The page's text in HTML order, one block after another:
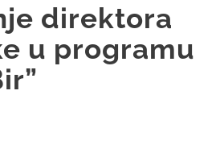
direktora
u programu